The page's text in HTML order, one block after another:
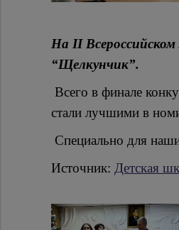
На II
“Щелкунчик”.
Всего в финале
стали лучшими в
Специально для
Источник: Детская